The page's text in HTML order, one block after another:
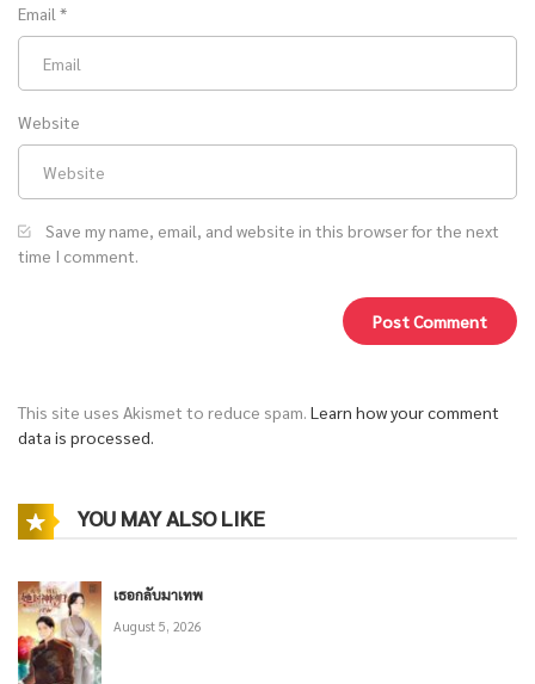
Email *
Website
Save my name, email, and website in this browser for the next
time I comment.
This site uses Akismet to reduce spam. Learn how your comment
data is processed.
YOU MAY ALSO LIKE
เธอกลับมาเทพ
August 5, 2026